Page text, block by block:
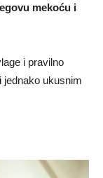
mekoću i
i pravilno
jednako ukusnim